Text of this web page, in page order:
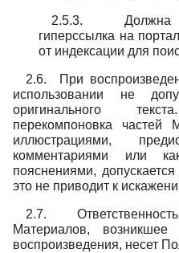
2.5.3. Должна
гиперссылка на
от индексации для
2.6. При
использовании не
оригинального
перекомпоновка частей
иллюстрациями,
комментариями или
пояснениями,
это не приводит к
2.7.
Материалов, возникшее
воспроизведения, несет